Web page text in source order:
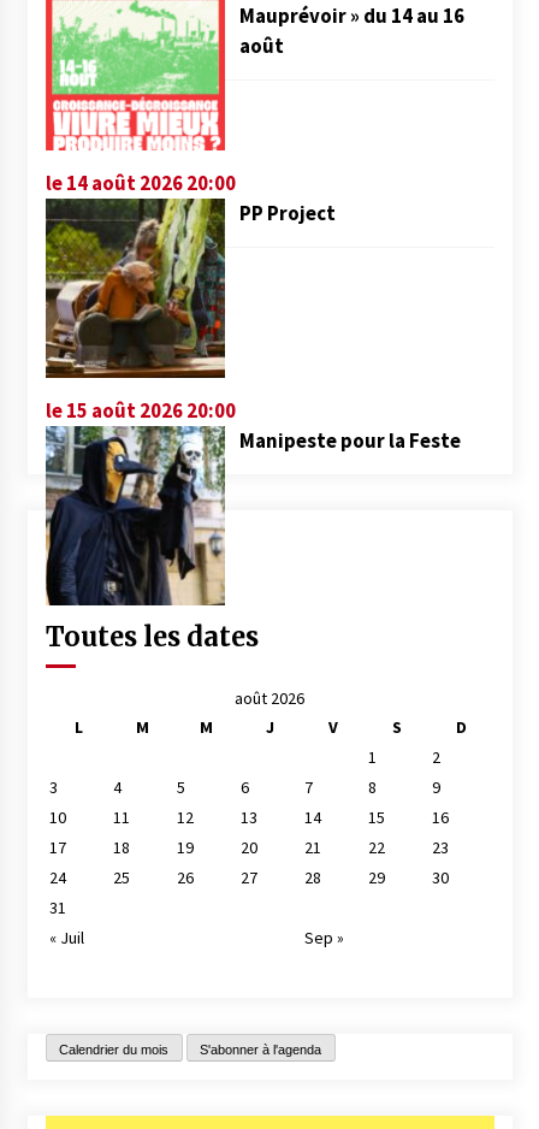
Mauprévoir » du 14 au 16
août
le 14 août 2026 20:00
PP Project
le 15 août 2026 20:00
Manipeste pour la Feste
Toutes les dates
août 2026
L
M M J V S
D
1
2
3
4 5 6 7 8
9
10
11 12 13 14 15
16
17
18 19 20 21 22
23
24
25 26 27 28 29
30
31
« Juil
Sep »
Calendrier du mois S'abonner à l'agenda